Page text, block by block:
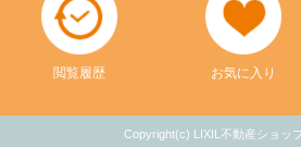
閲覧履歴 お気に入り
Copyright(c) LIXIL不動産ショッ